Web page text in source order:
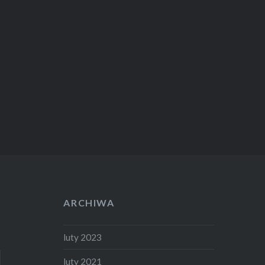
ARCHIWA
luty 2023
luty 2021